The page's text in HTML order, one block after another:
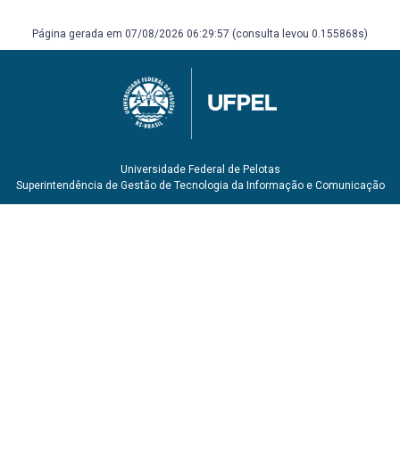
Página gerada em 07/08/2026 06:29:57 (consulta levou 0.155868s)
Universidade Federal de Pelotas
Superintendência de Gestão de Tecnologia da Informação e Comunicação